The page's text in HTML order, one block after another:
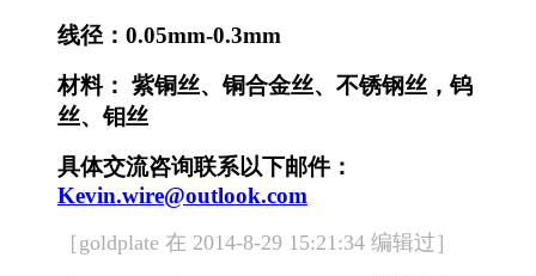
线径：0.05mm-0.3mm
材料： 紫铜丝、铜合金丝、不锈钢丝，钨
丝、钼丝
具体交流咨询联系以下邮件：
Kevin.wire@outlook.com
［goldplate 在 2014-8-29 15:21:34 编辑过］